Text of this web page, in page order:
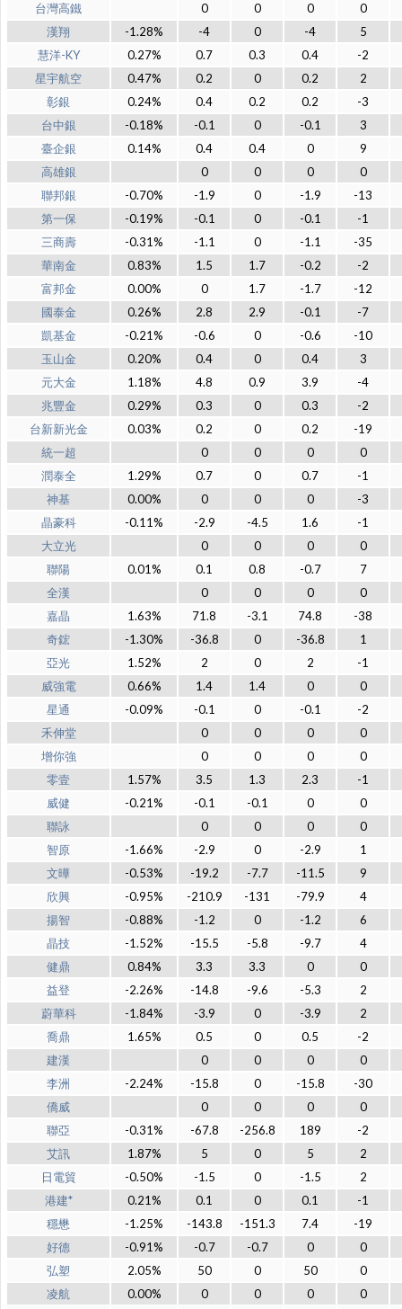
台灣高鐵
0 0 0
0
漢翔
-1.28% -4 0 -4
5
慧洋-KY
0.27% 0.7 0.3 0.4
-2
星宇航空
0.47% 0.2 0 0.2
2
彰銀
0.24% 0.4 0.2 0.2
-3
台中銀
-0.18% -0.1 0 -0.1
3
臺企銀
0.14% 0.4 0.4 0
9
高雄銀
0 0 0
0
聯邦銀
-0.70% -1.9 0 -1.9
-13
第一保
-0.19% -0.1 0 -0.1
-1
三商壽
-0.31% -1.1 0 -1.1
-35
華南金
0.83% 1.5 1.7 -0.2
-2
富邦金
0.00% 0 1.7 -1.7
-12
國泰金
0.26% 2.8 2.9 -0.1
-7
凱基金
-0.21% -0.6 0 -0.6
-10
玉山金
0.20% 0.4 0 0.4
3
元大金
1.18% 4.8 0.9 3.9
-4
兆豐金
0.29% 0.3 0 0.3
-2
台新新光金
0.03% 0.2 0 0.2
-19
統一超
0 0 0
0
潤泰全
1.29% 0.7 0 0.7
-1
神基
0.00% 0 0 0
-3
晶豪科
-0.11% -2.9 -4.5 1.6
-1
大立光
0 0 0
0
聯陽
0.01% 0.1 0.8 -0.7
7
全漢
0 0 0
0
嘉晶
1.63% 71.8 -3.1 74.8
-38
奇鋐
-1.30% -36.8 0 -36.8
1
亞光
1.52% 2 0 2
-1
威強電
0.66% 1.4 1.4 0
0
星通
-0.09% -0.1 0 -0.1
-2
禾伸堂
0 0 0
0
增你強
0 0 0
0
零壹
1.57% 3.5 1.3 2.3
-1
威健
-0.21% -0.1 -0.1 0
0
聯詠
0 0 0
0
智原
-1.66% -2.9 0 -2.9
1
文曄
-0.53% -19.2 -7.7 -11.5
9
欣興
-0.95% -210.9 -131 -79.9
4
揚智
-0.88% -1.2 0 -1.2
6
晶技
-1.52% -15.5 -5.8 -9.7
4
健鼎
0.84% 3.3 3.3 0
0
益登
-2.26% -14.8 -9.6 -5.3
2
蔚華科
-1.84% -3.9 0 -3.9
2
喬鼎
1.65% 0.5 0 0.5
-2
建漢
0 0 0
0
李洲
-2.24% -15.8 0 -15.8
-30
僑威
0 0 0
0
聯亞
-0.31% -67.8 -256.8 189
-2
艾訊
1.87% 5 0 5
2
日電貿
-0.50% -1.5 0 -1.5
2
港建*
0.21% 0.1 0 0.1
-1
穩懋
-1.25% -143.8 -151.3 7.4
-19
好德
-0.91% -0.7 -0.7 0
0
弘塑
2.05% 50 0 50
0
凌航
0.00% 0 0 0
0